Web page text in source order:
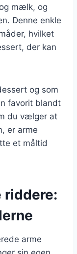
mælk, og
Denne enkle
hvilket
der kan
og som
favorit blandt
du vælger at
er arme
et måltid
riddere:
arme